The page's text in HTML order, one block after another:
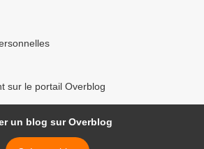
sur le portail Overblog
un blog sur Overblog